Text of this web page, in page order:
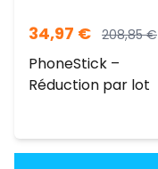
34,97 € 208,85€
PhoneStick –
Réduction par lot